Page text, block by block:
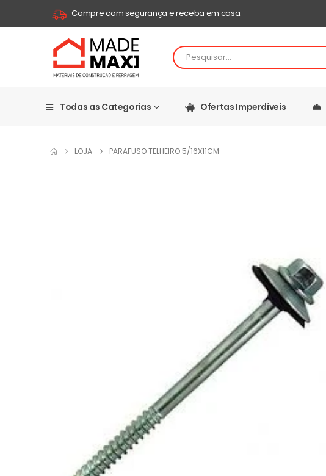
Compre com segurança e receba em casa.
Todas as Categorias Ofertas Imperdíveis
LOJA PARAFUSO TELHEIRO 5/16X11CM